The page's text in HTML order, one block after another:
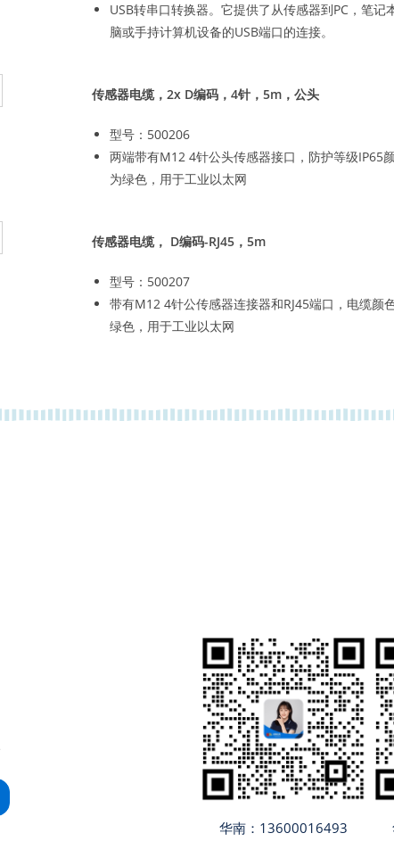
USB转串口转换器。它提供了从传感器到PC，笔记
脑或手持计算机设备的USB端口的连接。
传感器电缆，2x D编码，4针，5m，公头
型号：500206
两端带有M12 4针公头传感器接口，防护等级IP65
为绿色，用于工业以太网
传感器电缆， D编码-RJ45，5m
型号：500207
带有M12 4针公传感器连接器和RJ45端口，电缆颜
绿色，用于工业以太网
华南：13600016493